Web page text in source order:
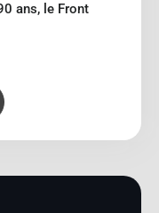
ans, le Front